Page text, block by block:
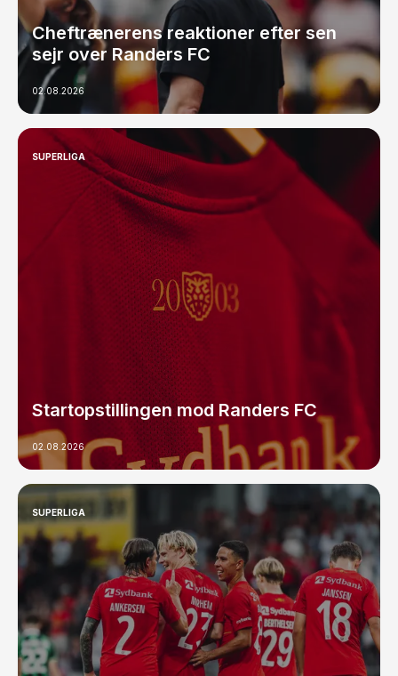
Cheftrænerens reaktioner efter sen
sejr over Randers FC
02.08.2026
SUPERLIGA
Startopstillingen mod Randers FC
02.08.2026
SUPERLIGA